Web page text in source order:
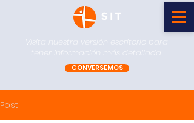
Visita nuestra versión escritorio para
tener información más detallada.
CONVERSEMOS
Post